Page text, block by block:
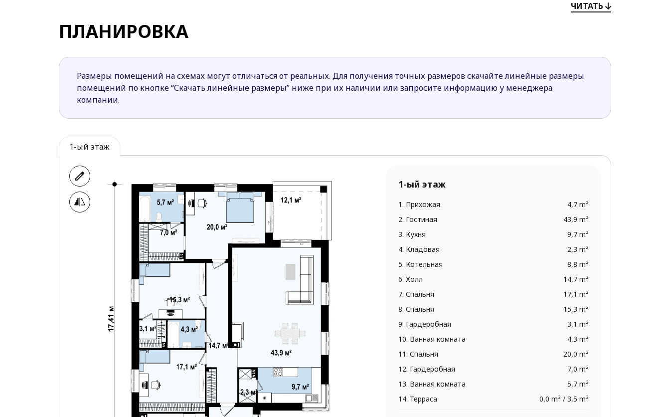
Кухня условно отделена столешницей от гостиной. Возле кухни предусмотрена вместительная кладовая, что является весомым
преимуществом
для запасливых хозяек.
Проект Z195 v1 – просторный одноуровневый дом со сложной кровлей и комфортной угловой террасой со стороны сада. Такой дом
комфортен для проживания семьи из 3-4 человек.
ЧИТАТЬ
ПЛАНИРОВКА
Размеры помещений на схемах могут отличаться от реальных. Для получения точных размеров скачайте линейные размеры
помещений по кнопке “Скачать линейные размеры” ниже при их наличии или запросите информацию у менеджера
компании.
1-ый этаж
1-ый этаж
1. Прихожая
4,7 m²
2. Гостиная
43,9 m²
3. Кухня
9,7 m²
4. Кладовая
2,3 m²
5. Котельная
8,8 m²
6. Холл
14,7 m²
7. Спальня
17,1 m²
8. Спальня
15,3 m²
9. Гардеробная
3,1 m²
10. Ванная комната
4,3 m²
11. Спальня
20,0 m²
12. Гардеробная
7,0 m²
13. Ванная комната
5,7 m²
14. Терраса
0,0 m² / 3,5 m²